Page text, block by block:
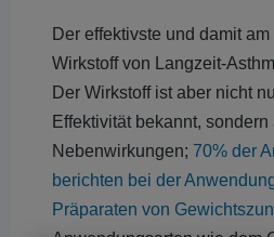
Der effektivste und damit
Wirkstoff von Langzeit-
Der Wirkstoff ist aber nicht
Effektivität bekannt,
Nebenwirkungen; 70% der
berichten bei der
Präparaten von